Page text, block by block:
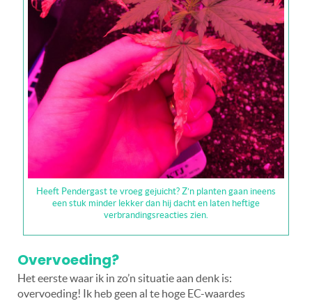
Heeft Pendergast te vroeg gejuicht? Z’n planten gaan ineens
een stuk minder lekker dan hij dacht en laten heftige
verbrandingsreacties zien.
Overvoeding?
Het eerste waar ik in zo’n situatie aan denk is:
overvoeding! Ik heb geen al te hoge EC-waardes